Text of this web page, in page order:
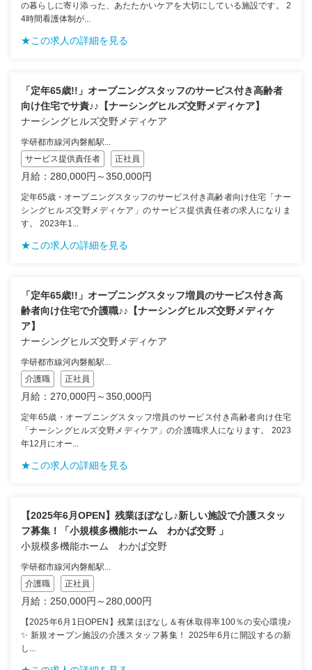
の暮らしに寄り添った、あたたかいケアを大切にしている施設です。 2
4時間看護体制が...
★この求人の詳細を見る
「定年65歳!!」オープニングスタッフのサービス付き高齢者
向け住宅でサ責♪♪【ナーシングヒルズ交野メディケア】
ナーシングヒルズ交野メディケア
学研都市線河内磐船駅...
サービス提供責任者
正社員
月給：280,000円～350,000円
定年65歳・オープニングスタッフのサービス付き高齢者向け住宅「ナー
シングヒルズ交野メディケア」のサービス提供責任者の求人になりま
す。 2023年1...
★この求人の詳細を見る
「定年65歳!!」オープニングスタッフ増員のサービス付き高
齢者向け住宅で介護職♪♪【ナーシングヒルズ交野メディケ
ア】
ナーシングヒルズ交野メディケア
学研都市線河内磐船駅...
介護職
正社員
月給：270,000円～350,000円
定年65歳・オープニングスタッフ増員のサービス付き高齢者向け住宅
「ナーシングヒルズ交野メディケア」の介護職求人になります。 2023
年12月にオー...
★この求人の詳細を見る
【2025年6月OPEN】残業ほぼなし♪新しい施設で介護スタッ
フ募集！「小規模多機能ホーム わかば交野 」
小規模多機能ホーム わかば交野
学研都市線河内磐船駅...
介護職
正社員
月給：250,000円～280,000円
【2025年6月1日OPEN】残業ほぼなし＆有休取得率100％の安心環境♪
✨ 新規オープン施設の介護スタッフ募集！ 2025年6月に開設するの新
し...